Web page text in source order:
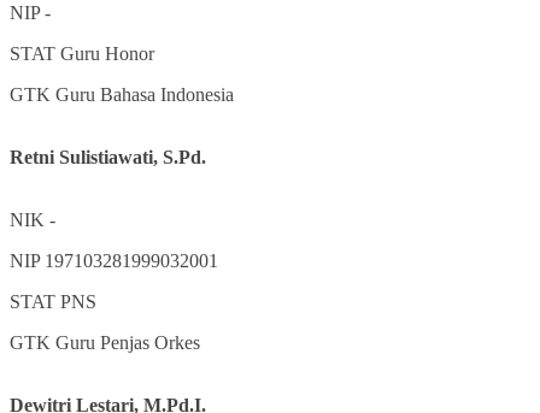
NIP-
STAT Guru Honor
GTK Guru Bahasa Indonesia
Retni Sulistiawati, S.Pd.
NIK -
NIP 197103281999032001
STAT PNS
GTK Guru Penjas Orkes
Dewitri Lestari, M.Pd.I.